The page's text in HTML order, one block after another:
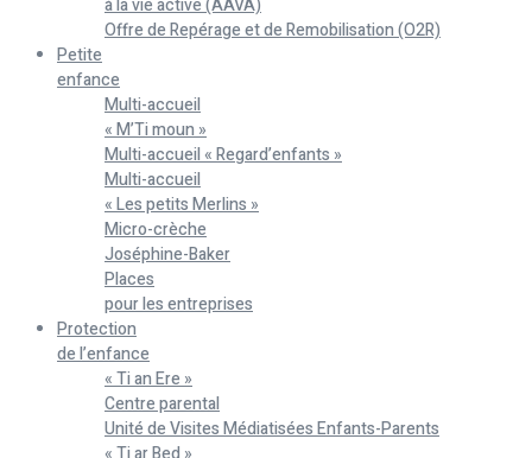
à la vie active (AAVA)
Offre de Repérage et de Remobilisation (O2R)
Petite
enfance
Multi-accueil
« M’Ti moun »
Multi-accueil « Regard’enfants »
Multi-accueil
« Les petits Merlins »
Micro-crèche
Joséphine-Baker
Places
pour les entreprises
Protection
de l’enfance
« Ti an Ere »
Centre parental
Unité de Visites Médiatisées Enfants-Parents